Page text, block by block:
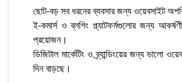
Solar
অনুযায়ী দক্ষতা উন্নয়নের প্রথম ধাপ
ছোট-বড় সব ধরনের ব্যবসার জন্য ওয়েবসাইট
ই-কমার্স ও ব্লগিং প্ল্যাটফর্মগুলোর জন্য
প্রয়োজন।
ডিজিটাল মার্কেটিং ও ব্র্যান্ডিংয়ের জন্য ভালো
দিন বাড়ছে।